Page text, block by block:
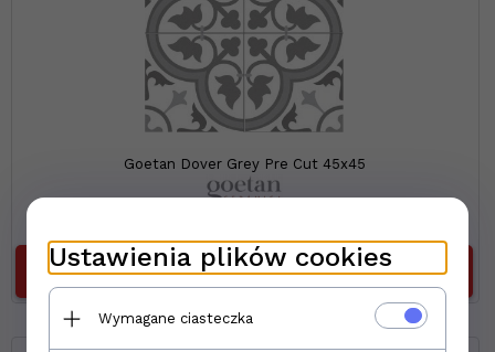
Goetan Dover Grey Pre Cut 45x45
DO KOSZYKA
Ustawienia plików cookies
Wymagane ciasteczka